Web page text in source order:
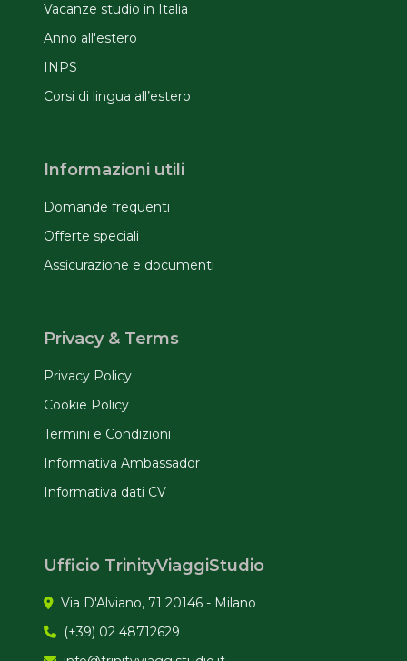
Vacanze studio in Italia
Anno all'estero
INPS
Corsi di lingua all’estero
Informazioni utili
Domande frequenti
Offerte speciali
Assicurazione e documenti
Privacy & Terms
Privacy Policy
Cookie Policy
Termini e Condizioni
Informativa Ambassador
Informativa dati CV
Ufficio TrinityViaggiStudio
Via D'Alviano, 71 20146 - Milano
(+39) 02 48712629